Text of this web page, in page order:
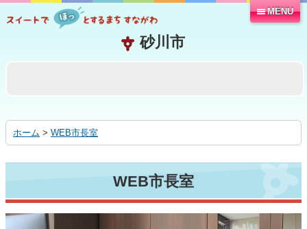
る
MENU
ホーム > WEB市長室
WEB市長室